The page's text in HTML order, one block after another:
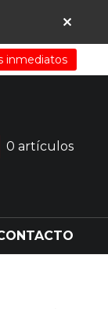
inmediatos
0 artículos